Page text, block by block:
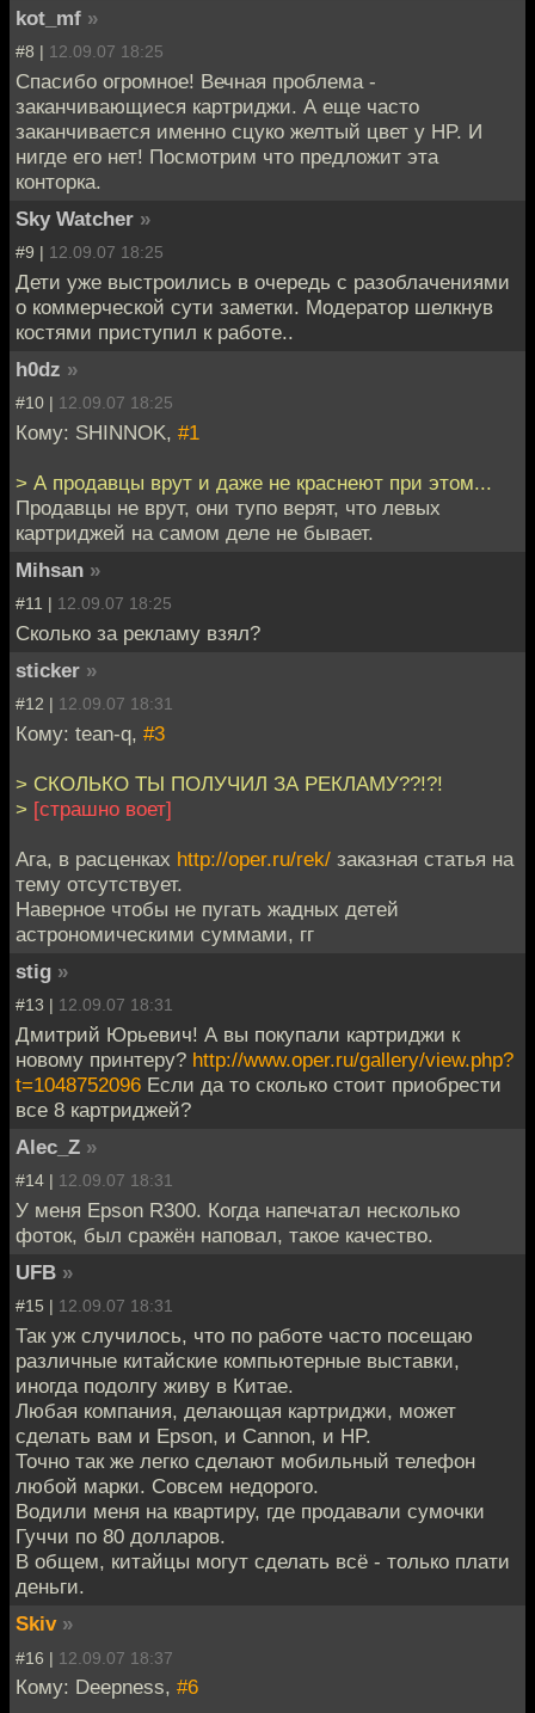
kot_mf »
#8 | 12.09.07 18:25
Спасибо огромное! Вечная проблема -
заканчивающиеся картриджи. А еще часто
заканчивается именно сцуко желтый цвет у HP. И
нигде его нет! Посмотрим что предложит эта
конторка.
Sky Watcher »
#9 | 12.09.07 18:25
Дети уже выстроились в очередь с разоблачениями
о коммерческой сути заметки. Модератор шелкнув
костями приступил к работе..
h0dz »
#10 | 12.09.07 18:25
Кому: SHINNOK, #1
> А продавцы врут и даже не краснеют при этом...
Продавцы не врут, они тупо верят, что левых
картриджей на самом деле не бывает.
Mihsan »
#11 | 12.09.07 18:25
Сколько за рекламу взял?
sticker »
#12 | 12.09.07 18:31
Кому: tean-q, #3
> СКОЛЬКО ТЫ ПОЛУЧИЛ ЗА РЕКЛАМУ??!?!
> [страшно воет]
Ага, в расценках http://oper.ru/rek/ заказная статья на
тему отсутствует.
Наверное чтобы не пугать жадных детей
астрономическими суммами, гг
stig »
#13 | 12.09.07 18:31
Дмитрий Юрьевич! А вы покупали картриджи к
новому принтеру? http://www.oper.ru/gallery/view.php?
t=1048752096 Если да то сколько стоит приобрести
все 8 картриджей?
Alec_Z »
#14 | 12.09.07 18:31
У меня Epson R300. Когда напечатал несколько
фоток, был сражён наповал, такое качество.
UFB »
#15 | 12.09.07 18:31
Так уж случилось, что по работе часто посещаю
различные китайские компьютерные выставки,
иногда подолгу живу в Китае.
Любая компания, делающая картриджи, может
сделать вам и Epson, и Cannon, и HP.
Точно так же легко сделают мобильный телефон
любой марки. Совсем недорого.
Водили меня на квартиру, где продавали сумочки
Гуччи по 80 долларов.
В общем, китайцы могут сделать всё - только плати
деньги.
Skiv »
#16 | 12.09.07 18:37
Кому: Deepness, #6